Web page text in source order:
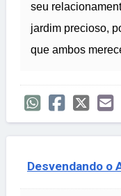
seu
jardim precioso,
que ambos
Desvendando o